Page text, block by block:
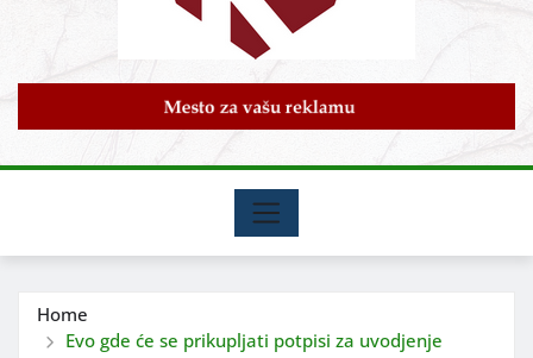
Home
Evo gde će se prikupljati potpisi za uvodjenje